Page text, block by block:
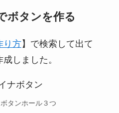
ボタンを作る
り方】で検索して出て
しました。
タンホール３つ